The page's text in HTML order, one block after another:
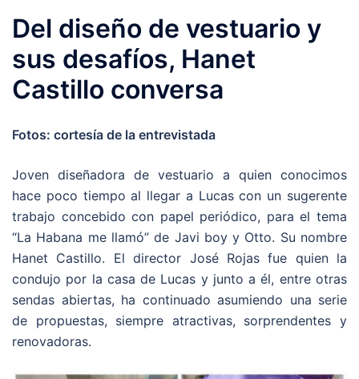
Del diseño de vestuario y
sus desafíos, Hanet
Castillo conversa
Fotos: cortesía de la entrevistada
Joven diseñadora de vestuario a quien conocimos
hace poco tiempo al llegar a Lucas con un sugerente
trabajo concebido con papel periódico, para el tema
“La Habana me llamó” de Javi boy y Otto. Su nombre
Hanet Castillo. El director José Rojas fue quien la
condujo por la casa de Lucas y junto a él, entre otras
sendas abiertas, ha continuado asumiendo una serie
de propuestas, siempre atractivas, sorprendentes y
renovadoras.